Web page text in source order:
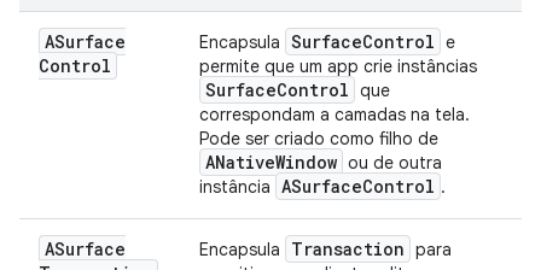
ASurface
Control
Encapsula SurfaceControl e
permite que um app crie instâncias
SurfaceControl que
correspondam a camadas na tela.
Pode ser criado como filho de
ANativeWindow ou de outra
instância ASurfaceControl .
ASurface
Encapsula Transaction para